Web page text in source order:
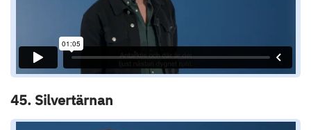
45. Silvertärnan